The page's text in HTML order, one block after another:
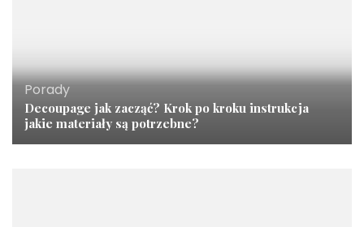
Porady
Decoupage jak zacząć? Krok po kroku instrukcja
jakie materiały są potrzebne?